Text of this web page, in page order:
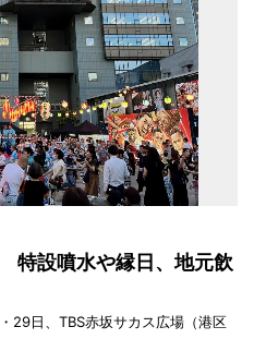
特設噴水や縁日、地元飲
29日、TBS赤坂サカス広場（港区